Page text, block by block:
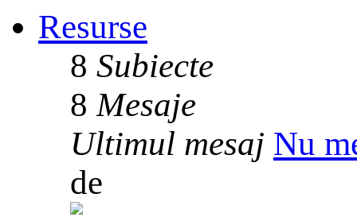
Resurse
8 Subiecte
8 Mesaje
Ultimul mesaj Nu
de